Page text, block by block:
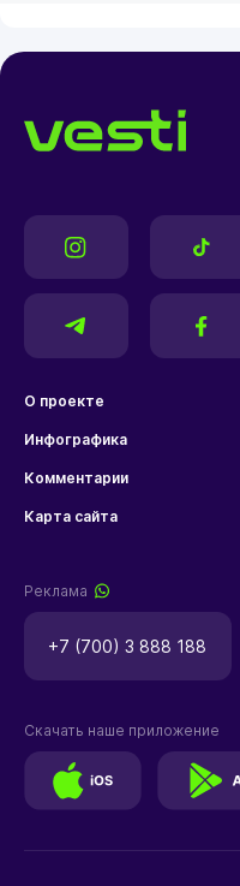
О проекте
Инфографика
Комментарии
Карта сайта
Реклама
+7 (700) 3 888 188
Скачать наше приложение